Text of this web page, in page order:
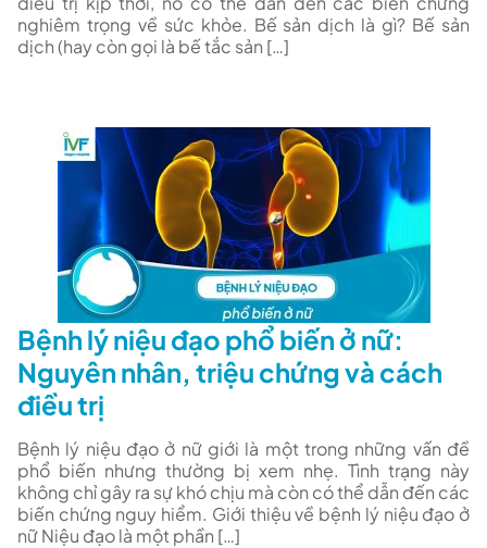
nghiêm trọng về sức khỏe. Bế sản dịch là gì? Bế sản
dịch (hay còn gọi là bế tắc sản […]
Bệnh lý niệu đạo phổ biến ở nữ:
Nguyên nhân, triệu chứng và cách
điều trị
Bệnh lý niệu đạo ở nữ giới là một trong những vấn đề
phổ biến nhưng thường bị xem nhẹ. Tình trạng này
không chỉ gây ra sự khó chịu mà còn có thể dẫn đến các
biến chứng nguy hiểm. Giới thiệu về bệnh lý niệu đạo ở
nữ Niệu đạo là một phần […]